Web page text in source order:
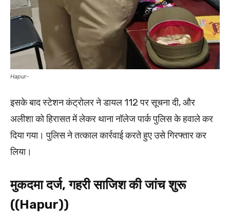
Hapur-
इसके बाद स्टेशन कंट्रोलर ने डायल 112 पर सूचना दी, और
अलीशा को हिरासत में लेकर थाना नॉलेज पार्क पुलिस के हवाले कर
दिया गया। पुलिस ने तत्काल कार्रवाई करते हुए उसे गिरफ्तार कर
लिया।
मुकदमा दर्ज, गहरी साजिश की जांच शुरू
((Hapur))